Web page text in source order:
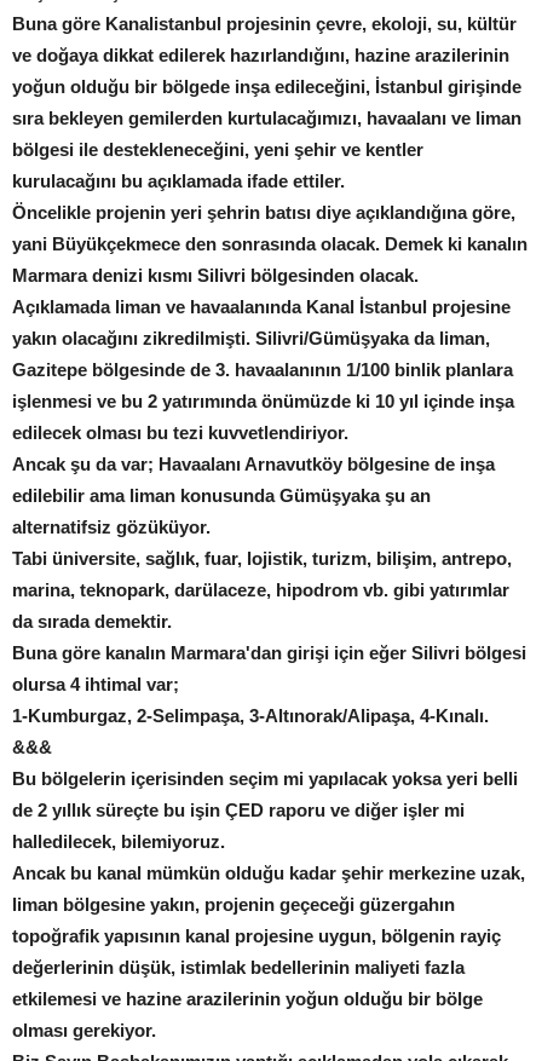
Buna göre Kanalistanbul projesinin çevre, ekoloji, su, kültür
ve doğaya dikkat edilerek hazırlandığını, hazine arazilerinin
yoğun olduğu bir bölgede inşa edileceğini, İstanbul girişinde
sıra bekleyen gemilerden kurtulacağımızı, havaalanı ve liman
bölgesi ile destekleneceğini, yeni şehir ve kentler
kurulacağını bu açıklamada ifade ettiler.
Öncelikle projenin yeri şehrin batısı diye açıklandığına göre,
yani Büyükçekmece den sonrasında olacak. Demek ki kanalın
Marmara denizi kısmı Silivri bölgesinden olacak.
Açıklamada liman ve havaalanında Kanal İstanbul projesine
yakın olacağını zikredilmişti. Silivri/Gümüşyaka da liman,
Gazitepe bölgesinde de 3. havaalanının 1/100 binlik planlara
işlenmesi ve bu 2 yatırımında önümüzde ki 10 yıl içinde inşa
edilecek olması bu tezi kuvvetlendiriyor.
Ancak şu da var; Havaalanı Arnavutköy bölgesine de inşa
edilebilir ama liman konusunda Gümüşyaka şu an
alternatifsiz gözüküyor.
Tabi üniversite, sağlık, fuar, lojistik, turizm, bilişim, antrepo,
marina, teknopark, darülaceze, hipodrom vb. gibi yatırımlar
da sırada demektir.
Buna göre kanalın Marmara'dan girişi için eğer Silivri bölgesi
olursa 4 ihtimal var;
1-Kumburgaz, 2-Selimpaşa, 3-Altınorak/Alipaşa, 4-Kınalı.
&&&
Bu bölgelerin içerisinden seçim mi yapılacak yoksa yeri belli
de 2 yıllık süreçte bu işin ÇED raporu ve diğer işler mi
halledilecek, bilemiyoruz.
Ancak bu kanal mümkün olduğu kadar şehir merkezine uzak,
liman bölgesine yakın, projenin geçeceği güzergahın
topoğrafik yapısının kanal projesine uygun, bölgenin rayiç
değerlerinin düşük, istimlak bedellerinin maliyeti fazla
etkilemesi ve hazine arazilerinin yoğun olduğu bir bölge
olması gerekiyor.